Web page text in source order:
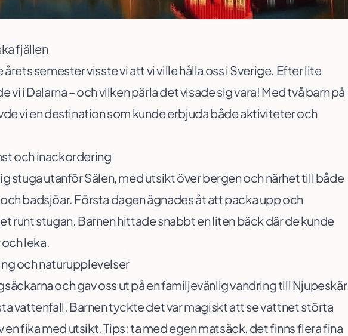
fjällen
årets semester visste vi att vi ville hålla oss i Sverige. Efter lite
vi i Dalarna – och vilken pärla det visade sig vara! Med två barn på
vi en destination som kunde erbjuda både aktiviteter och
och inackordering
stuga utanför Sälen, med utsikt över bergen och närhet till både
badsjöar. Första dagen ägnades åt att packa upp och
runt stugan. Barnen hittade snabbt en liten bäck där de kunde
leka.
och naturupplevelser
och gav oss ut på en familjevänlig vandring till Njupeskär
vattenfall. Barnen tyckte det var magiskt att se vattnet störta
en fika med utsikt. Tips: ta med egen matsäck, det finns flera fina